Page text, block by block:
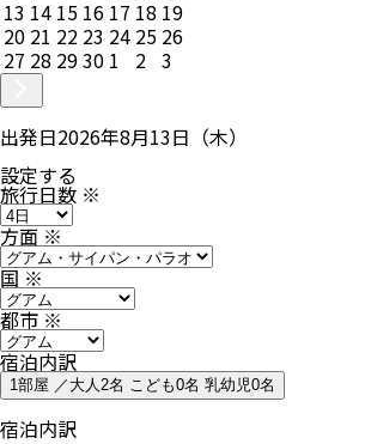
13 14 15 16 17 18 19
20 21 22 23 24 25 26
27 28 2930 1 2 3
出発日2026年8月13日（木）
設定する
旅行日数 ※
方面※
国※
都市※
宿泊内訳
1部屋 ／大人2名 こども0名 乳幼児0名
宿泊内訳